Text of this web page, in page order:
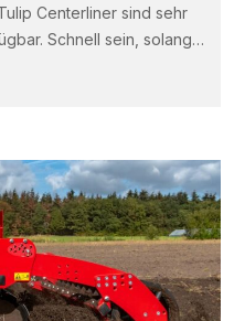
Centerliner sind sehr
Schnell sein, solange